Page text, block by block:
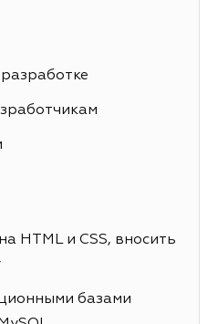
HTML и CSS, вносить
базами